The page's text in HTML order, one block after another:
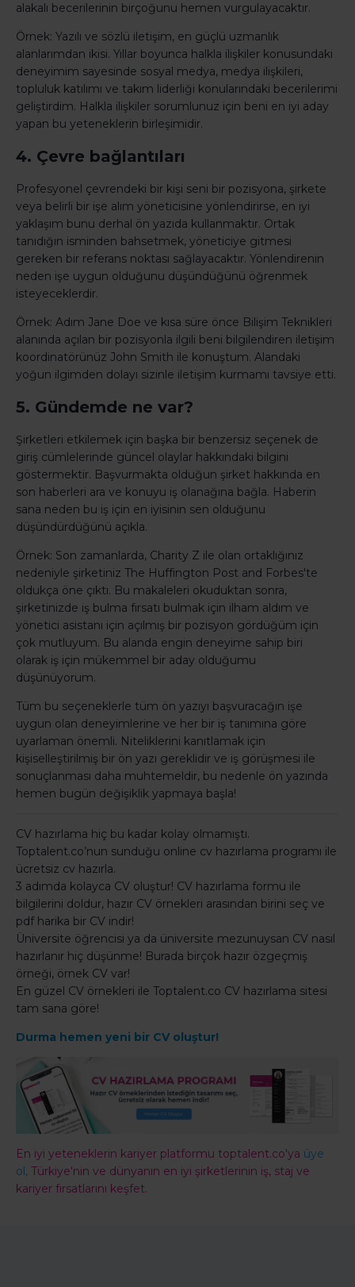
alakalı becerilerinin birçoğunu hemen vurgulayacaktır.
Örnek: Yazılı ve sözlü iletişim, en güçlü uzmanlık
alanlarımdan ikisi. Yıllar boyunca halkla ilişkiler konusundaki
deneyimim sayesinde sosyal medya, medya ilişkileri,
topluluk katılımı ve takım liderliği konularındaki becerilerimi
geliştirdim. Halkla ilişkiler sorumlunuz için beni en iyi aday
yapan bu yeteneklerin birleşimidir.
4. Çevre bağlantıları
Profesyonel çevrendeki bir kişi seni bir pozisyona, şirkete
veya belirli bir işe alım yöneticisine yönlendirirse, en iyi
yaklaşım bunu derhal ön yazıda kullanmaktır. Ortak
tanıdığın isminden bahsetmek, yöneticiye gitmesi
gereken bir referans noktası sağlayacaktır. Yönlendirenin
neden işe uygun olduğunu düşündüğünü öğrenmek
isteyeceklerdir.
Örnek: Adım Jane Doe ve kısa süre önce Bilişim Teknikleri
alanında açılan bir pozisyonla ilgili beni bilgilendiren iletişim
koordinatörünüz John Smith ile konuştum. Alandaki
yoğun ilgimden dolayı sizinle iletişim kurmamı tavsiye etti.
5. Gündemde ne var?
Şirketleri etkilemek için başka bir benzersiz seçenek de
giriş cümlelerinde güncel olaylar hakkındaki bilgini
göstermektir. Başvurmakta olduğun şirket hakkında en
son haberleri ara ve konuyu iş olanağına bağla. Haberin
sana neden bu iş için en iyisinin sen olduğunu
düşündürdüğünü açıkla.
Örnek: Son zamanlarda, Charity Z ile olan ortaklığınız
nedeniyle şirketiniz The Huffington Post and Forbes'te
oldukça öne çıktı. Bu makaleleri okuduktan sonra,
şirketinizde iş bulma fırsatı bulmak için ilham aldım ve
yönetici asistanı için açılmış bir pozisyon gördüğüm için
çok mutluyum. Bu alanda engin deneyime sahip biri
olarak iş için mükemmel bir aday olduğumu
düşünüyorum.
Tüm bu seçeneklerle tüm ön yazıyı başvuracağın işe
uygun olan deneyimlerine ve her bir iş tanımına göre
uyarlaman önemli. Niteliklerini kanıtlamak için
kişiselleştirilmiş bir ön yazı gereklidir ve iş görüşmesi ile
sonuçlanması daha muhtemeldir, bu nedenle ön yazında
hemen bugün değişiklik yapmaya başla!
CV hazırlama hiç bu kadar kolay olmamıştı.
Toptalent.co’nun sunduğu online cv hazırlama programı ile
ücretsiz cv hazırla.
3 adımda kolayca CV oluştur! CV hazırlama formu ile
bilgilerini doldur, hazır CV örnekleri arasından birini seç ve
pdf harika bir CV indir!
Üniversite öğrencisi ya da üniversite mezunuysan CV nasıl
hazırlanır hiç düşünme! Burada birçok hazır özgeçmiş
örneği, örnek CV var!
En güzel CV örnekleri ile Toptalent.co CV hazırlama sitesi
tam sana göre!
Durma hemen yeni bir CV oluştur!
En iyi yeteneklerin kariyer platformu toptalent.co'ya üye
ol, Türkiye'nin ve dünyanın en iyi şirketlerinin iş, staj ve
kariyer fırsatlarını keşfet.